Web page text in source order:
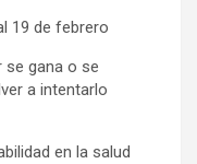
19 de febrero
se gana o se
a intentarlo
en la salud